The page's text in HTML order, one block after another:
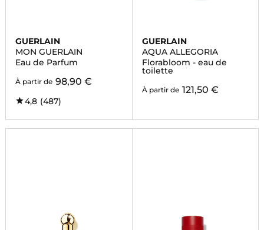
GUERLAIN
MON GUERLAIN
Eau de Parfum
À partir de 98,90 €
4,8 (487)
GUERLAIN
AQUA ALLEGORIA
Florabloom - eau de
toilette
À partir de 121,50 €